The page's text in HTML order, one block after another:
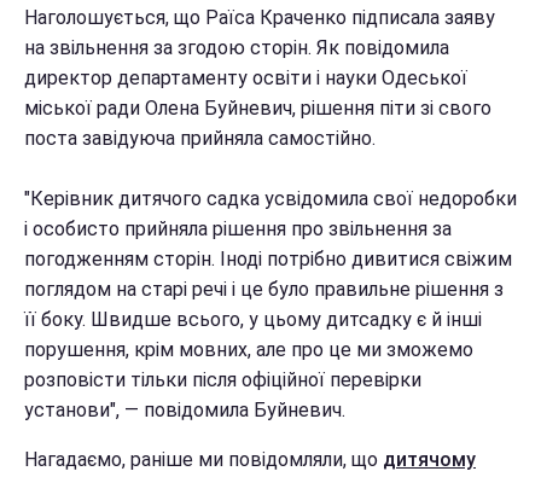
Наголошується, що Раїса Краченко підписала заяву
на звільнення за згодою сторін. Як повідомила
директор департаменту освіти і науки Одеської
міської ради Олена Буйневич, рішення піти зі свого
поста завідуюча прийняла самостійно.
"Керівник дитячого садка усвідомила свої недоробки
і особисто прийняла рішення про звільнення за
погодженням сторін. Іноді потрібно дивитися свіжим
поглядом на старі речі і це було правильне рішення з
її боку. Швидше всього, у цьому дитсадку є й інші
порушення, крім мовних, але про це ми зможемо
розповісти тільки після офіційної перевірки
установи", — повідомила Буйневич.
Нагадаємо, раніше ми повідомляли, що дитячому